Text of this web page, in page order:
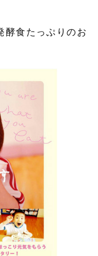
食たっぷりのお